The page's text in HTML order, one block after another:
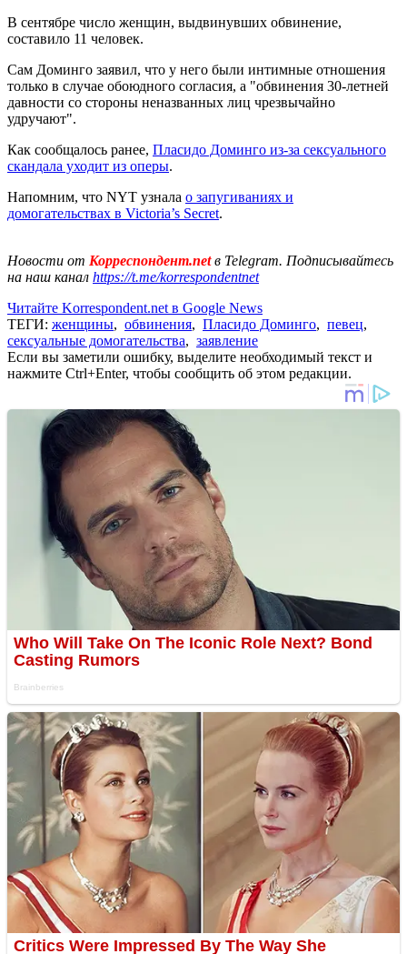
В сентябре число женщин, выдвинувших обвинение,
составило 11 человек.
Сам Доминго заявил, что у него были интимные отношения
только в случае обоюдного согласия, а "обвинения 30-летней
давности со стороны неназванных лиц чрезвычайно
удручают".
Как сообщалось ранее, Пласидо Доминго из-за сексуального
скандала уходит из оперы.
Напомним, что NYT узнала о запугиваниях и
домогательствах в Victoria’s Secret.
Новости от Корреспондент.netв Telegram. Подписывайтесь
на наш канал https://t.me/korrespondentnet
Читайте Korrespondent.net в Google News
ТЕГИ: женщины, обвинения, Пласидо Доминго, певец,
сексуальные домогательства, заявление
Если вы заметили ошибку, выделите необходимый текст и
нажмите Ctrl+Enter, чтобы сообщить об этом редакции.